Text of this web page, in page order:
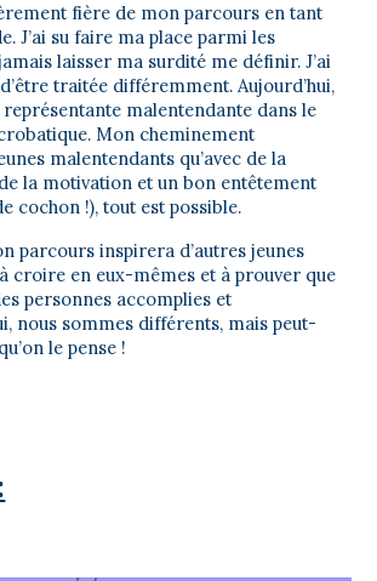
fière de mon parcours en tant
J’ai su faire ma place parmi les
laisser ma surdité me définir. J’ai
traitée différemment. Aujourd’hui,
malentendante dans le
Mon cheminement
malentendants qu’avec de la
la motivation et un bon entêtement
cochon !), tout est possible.
parcours inspirera d’autres jeunes
croire en eux-mêmes et à prouver que
personnes accomplies et
nous sommes différents, mais peut-
le pense !